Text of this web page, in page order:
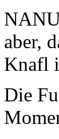
aber,
Knafl
Die